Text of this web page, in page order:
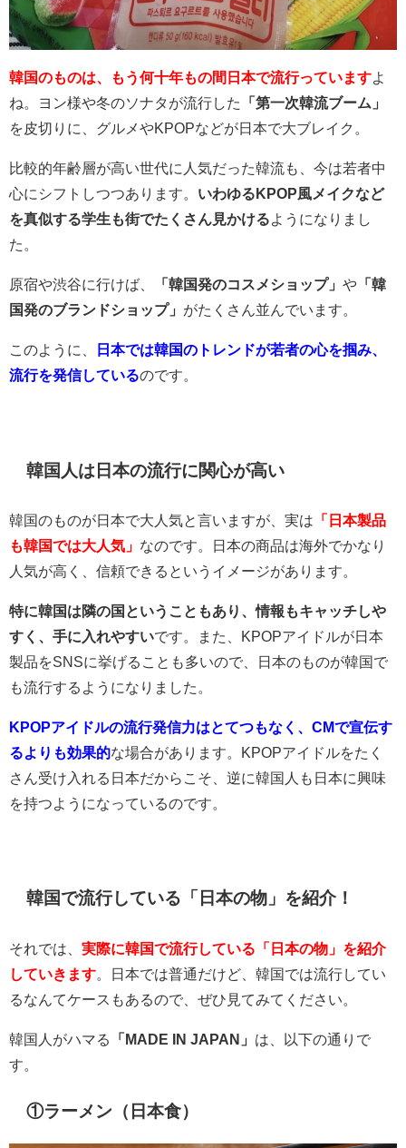
韓国のものは、もう何十年もの間日本で流行っています よ
ね。ヨン様や冬のソナタが流行した
「第一次韓流ブーム」
を皮切りに、グルメやKPOPなどが日本で大ブレイク。
比較的年齢層が高い世代に人気だった韓流も、今は若者中
心にシフトしつつあります。 いわゆるKPOP風メイクなど
を真似する学生も街でたくさん見かける ようになりまし
た。
原宿や渋谷に行けば、 「韓国発のコスメショップ」 や 「韓
国発のブランドショップ」 がたくさん並んでいます。
このように、
日本では韓国のトレンドが若者の心を掴み、
流行を発信しているのです。
韓国人は日本の流行に関心が高い
韓国のものが日本で大人気と言いますが、実は 「日本製品
も韓国では大人気」 なのです。日本の商品は海外でかなり
人気が高く、信頼できるというイメージがあります。
特に韓国は隣の国ということもあり、情報もキャッチしや
すく、手に入れやすいです。また、KPOPアイドルが日本
製品をSNSに挙げることも多いので、日本のものが韓国で
も流行するようになりました。
KPOPアイドルの流行発信力はとてつもなく、CMで宣伝す
るよりも効果的な場合があります。KPOPアイドルをたく
さん受け入れる日本だからこそ、逆に韓国人も日本に興味
を持つようになっているのです。
韓国で流行している「日本の物」を紹介！
それでは、 実際に韓国で流行している「日本の物」を紹介
していきます 。日本では普通だけど、韓国では流行してい
るなんてケースもあるので、ぜひ見てみてください。
韓国人がハマる 「MADE IN JAPAN」 は、以下の通りで
す。
①ラーメン（日本食）